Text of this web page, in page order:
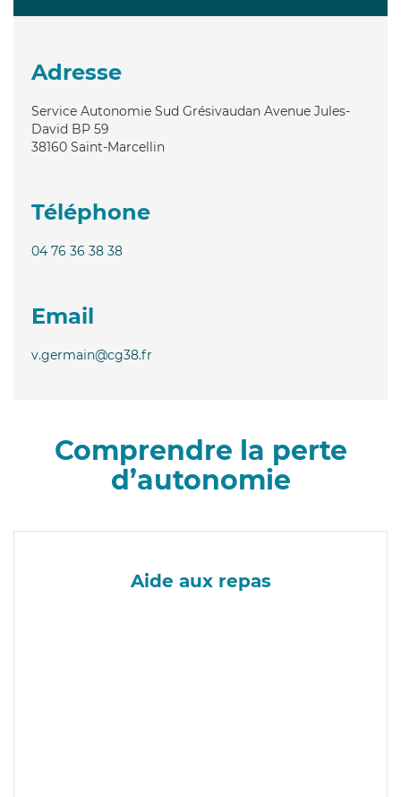
Adresse
Service Autonomie Sud Grésivaudan Avenue Jules-
David BP 59
38160 Saint-Marcellin
Téléphone
04 76 36 38 38
Email
v.germain@cg38.fr
Comprendre la perte
d’autonomie
Aide aux repas